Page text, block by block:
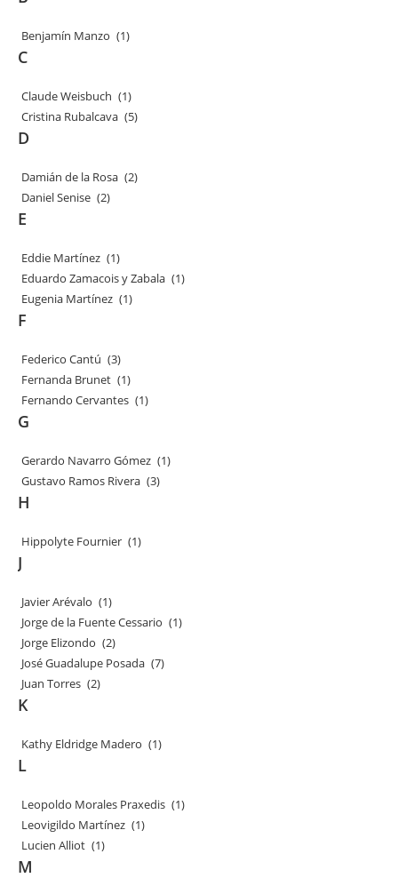
Benjamín Manzo (1)
C
Claude Weisbuch (1)
Cristina Rubalcava (5)
D
Damián de la Rosa (2)
Daniel Senise (2)
E
Eddie Martínez (1)
Eduardo Zamacois y Zabala (1)
Eugenia Martínez (1)
F
Federico Cantú (3)
Fernanda Brunet (1)
Fernando Cervantes (1)
G
Gerardo Navarro Gómez (1)
Gustavo Ramos Rivera (3)
H
Hippolyte Fournier (1)
J
Javier Arévalo (1)
Jorge de la Fuente Cessario (1)
Jorge Elizondo (2)
José Guadalupe Posada (7)
Juan Torres (2)
K
Kathy Eldridge Madero (1)
L
Leopoldo Morales Praxedis (1)
Leovigildo Martínez (1)
Lucien Alliot (1)
M